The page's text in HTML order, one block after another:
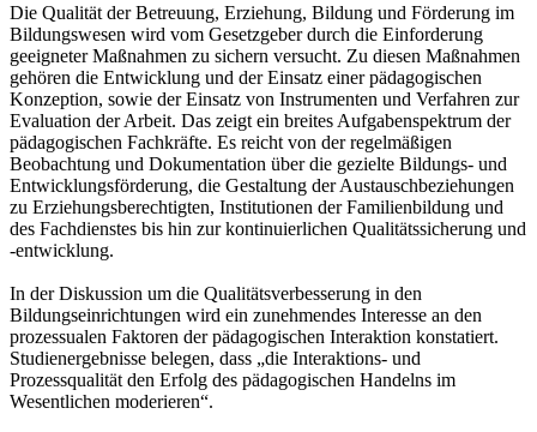
Die Qualität der Betreuung, Erziehung, Bildung und Förderung im
Bildungswesen wird vom Gesetzgeber durch die Einforderung
geeigneter Maßnahmen zu sichern versucht. Zu diesen Maßnahmen
gehören die Entwicklung und der Einsatz einer pädagogischen
Konzeption, sowie der Einsatz von Instrumenten und Verfahren zur
Evaluation der Arbeit. Das zeigt ein breites Aufgabenspektrum der
pädagogischen Fachkräfte. Es reicht von der regelmäßigen
Beobachtung und Dokumentation über die gezielte Bildungs- und
Entwicklungsförderung, die Gestaltung der Austauschbeziehungen
zu Erziehungsberechtigten, Institutionen der Familienbildung und
des Fachdienstes bis hin zur kontinuierlichen Qualitätssicherung und
-entwicklung.
In der Diskussion um die Qualitätsverbesserung in den
Bildungseinrichtungen wird ein zunehmendes Interesse an den
prozessualen Faktoren der pädagogischen Interaktion konstatiert.
Studienergebnisse belegen, dass „die Interaktions- und
Prozessqualität den Erfolg des pädagogischen Handelns im
Wesentlichen moderieren“.